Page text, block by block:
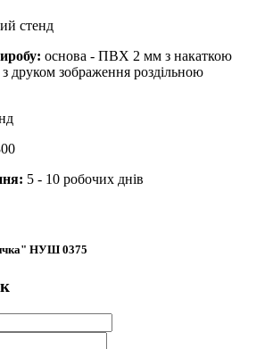
стенд
основа - ПВХ 2 мм з накаткою
з друком зображення роздільною
5 - 10 робочих днів
НУШ 0375